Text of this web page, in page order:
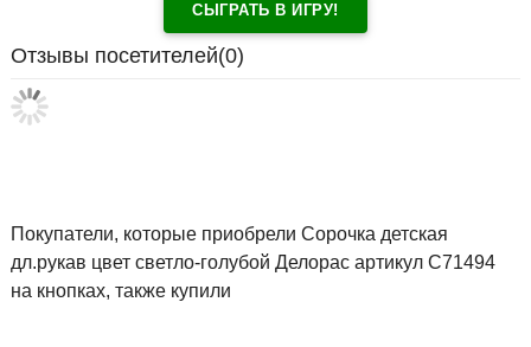
СЫГРАТЬ В ИГРУ!
Отзывы посетителей(0)
Покупатели, которые приобрели Сорочка детская
дл.рукав цвет светло-голубой Делорас артикул C71494
на кнопках, также купили